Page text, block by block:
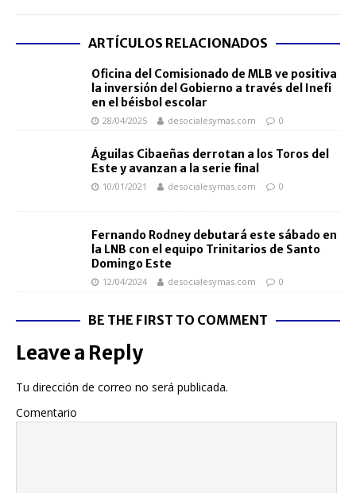
ARTÍCULOS RELACIONADOS
Oficina del Comisionado de MLB ve positiva
la inversión del Gobierno a través del Inefi
en el béisbol escolar
28/04/2025 desocialesymas.com 0
Águilas Cibaeñas derrotan a los Toros del
Este y avanzan a la serie final
10/01/2021 desocialesymas.com 0
Fernando Rodney debutará este sábado en
la LNB con el equipo Trinitarios de Santo
Domingo Este
12/04/2024 desocialesymas.com 0
BE THE FIRST TO COMMENT
Leave a Reply
Tu dirección de correo no será publicada.
Comentario